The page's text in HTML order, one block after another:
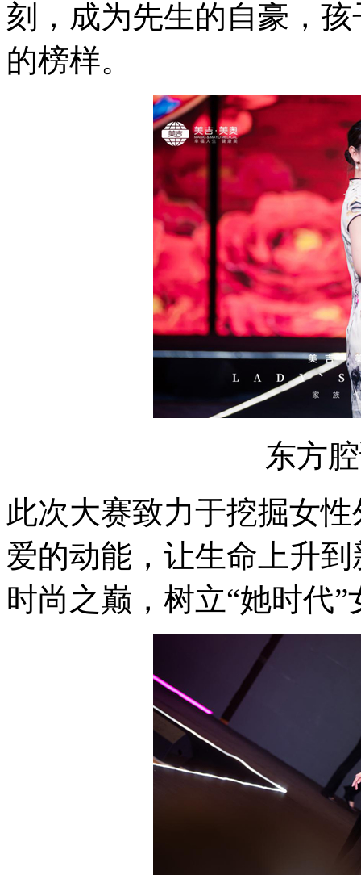
刻，成为先生的自豪，
的榜样。
东方
此次大赛致力于挖掘女
爱的动能，让生命上升
时尚之巅，树立“她时代